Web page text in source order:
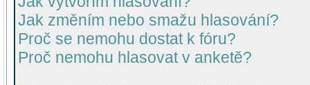
Jak změním nebo smažu hlasování?
Proč se nemohu dostat k fóru?
Proč nemohu hlasovat v anketě?